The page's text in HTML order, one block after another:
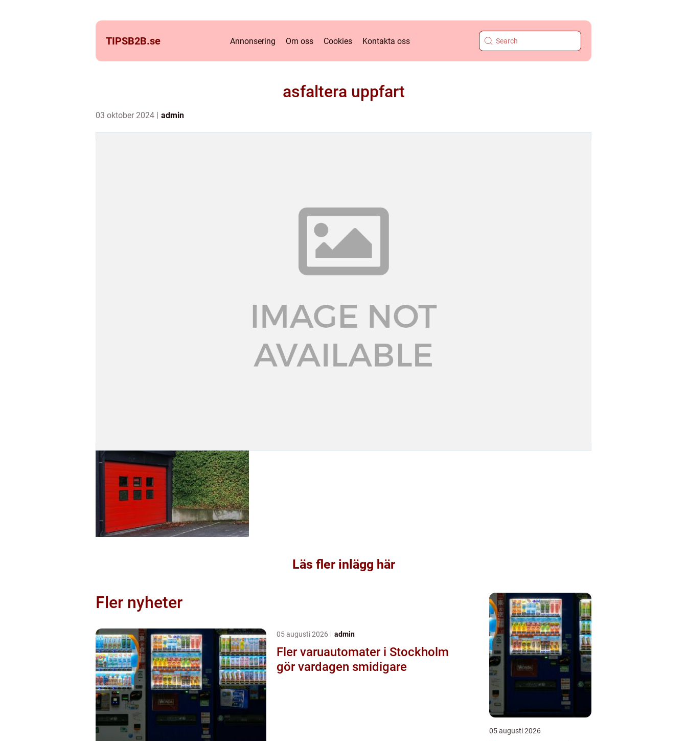
TIPSB2B.se Annonsering Om oss Cookies Kontakta oss
asfaltera uppfart
03 oktober 2024 admin
Läs fler inlägg här
Fler nyheter
05 augusti 2026 admin
Fler varuautomater i Stockholm
gör vardagen smidigare
05 augusti 2026